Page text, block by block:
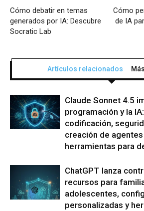
Cómo debatir en temas
generados por IA: Descubre
Socratic Lab
Cómo
de IA
Artículos relacionados
Claude Sonnet 4.5
programación y la
codificación,
creación de agentes
herramientas para
ChatGPT lanza
recursos para
adolescentes,
personalizadas y